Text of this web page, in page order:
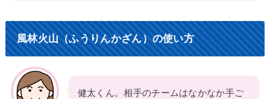
風林火山（ふうりんかざん）の使い方
健太くん。相手のチームはなかなか手ご